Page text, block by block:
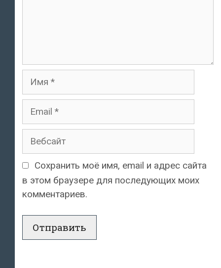
Имя
Email
Вебсайт
Сохранить моё имя, email и адрес сайта
в этом браузере для последующих моих
комментариев.